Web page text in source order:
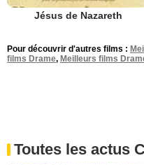
Jésus de Nazareth
Pour découvrir d'autres films :
films Drame, Meilleurs films
Toutes les actus